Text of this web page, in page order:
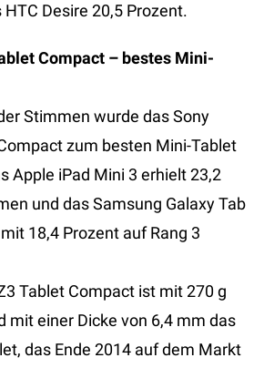
Desire 20,5 Prozent.
Compact – bestes Mini-
Stimmen wurde das Sony
zum besten Mini-Tablet
Apple iPad Mini 3 erhielt 23,2
und das Samsung Galaxy Tab
18,4 Prozent auf Rang 3
Tablet Compact ist mit 270 g
mit einer Dicke von 6,4 mm das
das Ende 2014 auf dem Markt